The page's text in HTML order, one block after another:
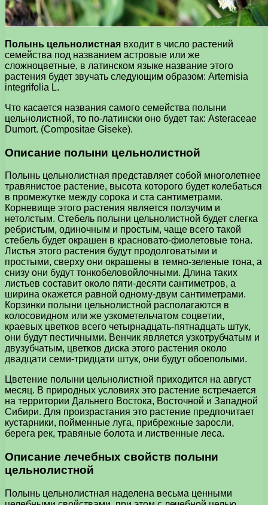
Полынь цельнолистная входит в число растений
семейства под названием астровые или же
сложноцветные, в латинском языке название этого
растения будет звучать следующим образом: Artemisia
integrifolia L.
Что касается названия самого семейства полыни
цельнолистной, то по-латински оно будет так: Asteraceae
Dumort. (Compositae Giseke).
Описание полыни цельнолистной
Полынь цельнолистная представляет собой многолетнее
травянистое растение, высота которого будет колебаться
в промежутке между сорока и ста сантиметрами.
Корневище этого растения является ползучим и
нетолстым. Стебель полыни цельнолистной будет слегка
ребристым, одиночным и простым, чаще всего такой
стебель будет окрашен в красновато-фиолетовые тона.
Листья этого растения будут продолговатыми и
простыми, сверху они окрашены в темно-зеленые тона, а
снизу они будут тонкобеловойлочными. Длина таких
листьев составит около пяти-десяти сантиметров, а
ширина окажется равной одному-двум сантиметрами.
Корзинки полыни цельнолистной располагаются в
колосовидном или же узкометельчатом соцветии,
краевых цветков всего четырнадцать-пятнадцать штук,
они будут пестичными. Венчик является узкотрубчатым и
двузубчатым, цветков диска этого растения около
двадцати семи-тридцати штук, они будут обоеполыми.
Цветение полыни цельнолистной приходится на август
месяц. В природных условиях это растение встречается
на территории Дальнего Востока, Восточной и Западной
Сибири. Для произрастания это растение предпочитает
кустарники, пойменные луга, прибрежные заросли,
берега рек, травяные болота и лиственные леса.
Описание лечебных свойств полыни
цельнолистной
Полынь цельнолистная наделена весьма ценными